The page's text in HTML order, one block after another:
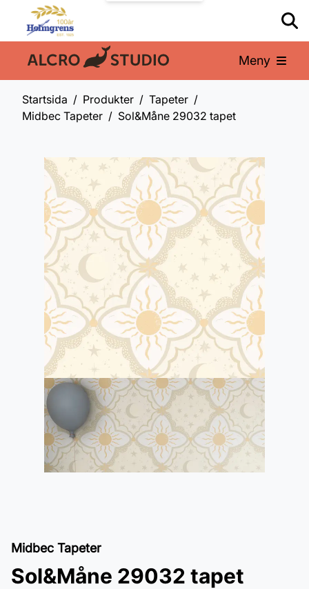
En del av: Meny
Startsida Produkter
Tapeter
Midbec Tapeter
Sol&Måne 29032 tapet
Midbec Tapeter
Sol&Måne 29032 tapet